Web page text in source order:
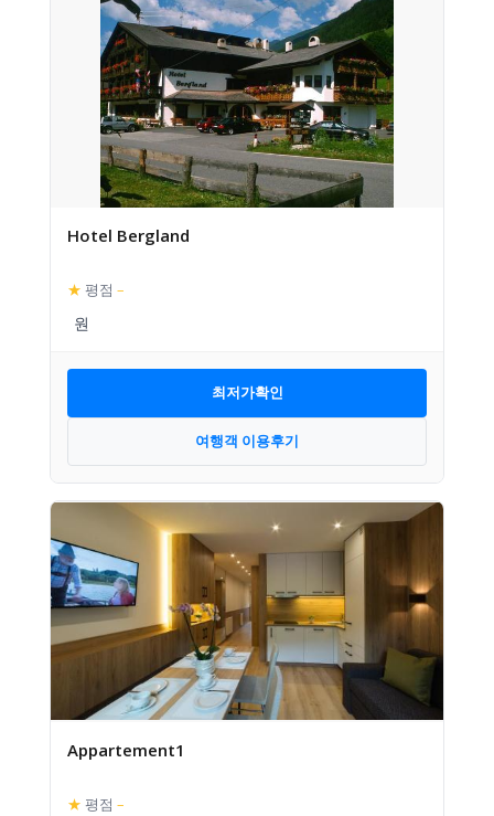
Hotel Bergland
★ 평점 –
최저가확인
여행객 이용후기
Appartement1
★ 평점 –